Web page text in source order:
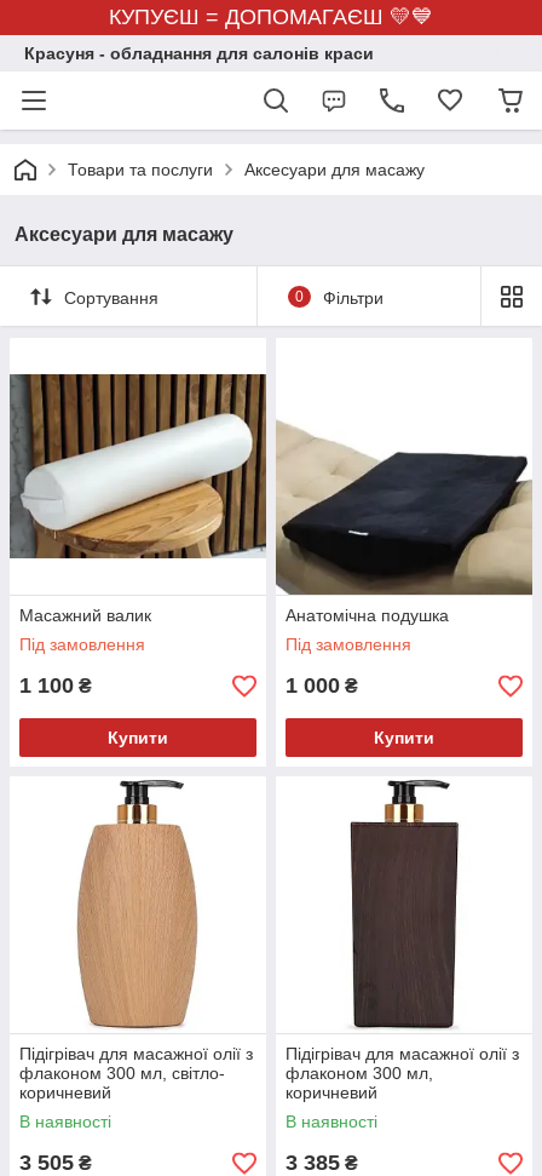
КУПУЄШ = ДОПОМАГАЄШ 💛💙
Красуня - обладнання для салонів краси
Товари та послуги Аксесуари для масажу
Аксесуари для масажу
Сортування 0 Фільтри
Масажний валик
Під замовлення
1 100 ₴
Купити
Анатомічна подушка
Під замовлення
1 000 ₴
Купити
Підігрівач для масажної олії з
флаконом 300 мл, світло-
коричневий
В наявності
3 505 ₴
Підігрівач для масажної олії з
флаконом 300 мл,
коричневий
В наявності
3 385 ₴